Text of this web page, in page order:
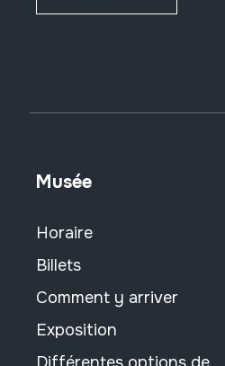
Musée
Horaire
Billets
Comment y arriver
Exposition